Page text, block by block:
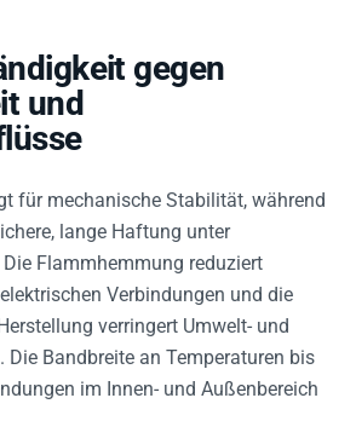
gegen
und
für mechanische Stabilität, während
lange Haftung unter
Flammhemmung reduziert
Verbindungen und die
verringert Umwelt- und
Die Bandbreite an Temperaturen bis
im Innen- und Außenbereich